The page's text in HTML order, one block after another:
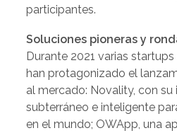
participantes.
Soluciones pioneras y
Durante 2021 varias
han protagonizado el
al mercado: Novality, con
subterráneo e inteligente
en el mundo; OWApp, una